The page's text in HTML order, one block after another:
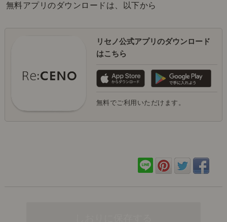
無料アプリのダウンロードは、以下から
リセノ公式アプリのダウンロード
はこちら
無料でご利用いただけます。